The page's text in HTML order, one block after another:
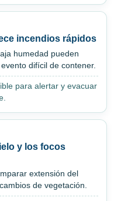
incendios rápidos
humedad pueden
difícil de contener.
para alertar y evacuar
y los focos
extensión del
de vegetación.